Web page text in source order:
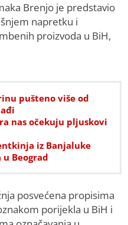
Brenjo je predstavio
napretku i
proizvoda u BiH,
pušteno više od
nas očekuju pljuskovi
iz Banjaluke
Beograd
posvećena propisima
porijekla u BiH i